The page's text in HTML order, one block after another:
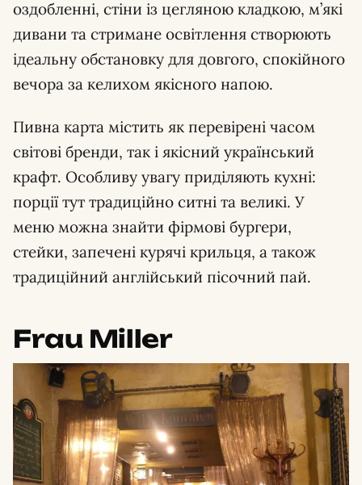
оздобленні, стіни із цегляною кладкою, м’які
дивани та стримане освітлення створюють
ідеальну обстановку для довгого, спокійного
вечора за келихом якісного напою.
Пивна карта містить як перевірені часом
світові бренди, так і якісний український
крафт. Особливу увагу приділяють кухні:
порції тут традиційно ситні та великі. У
меню можна знайти фірмові бургери,
стейки, запечені курячі крильця, а також
традиційний англійський пісочний пай.
Frau Miller